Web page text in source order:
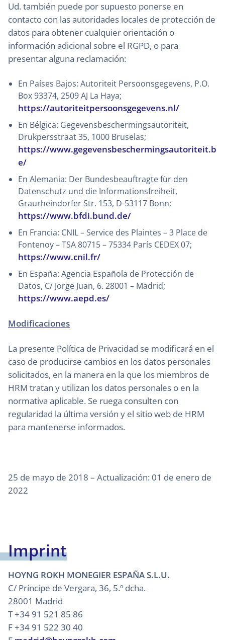
Ud. también puede por supuesto ponerse en
contacto con las autoridades locales de protección de
datos para obtener cualquier orientación o
información adicional sobre el RGPD, o para
presentar alguna reclamación:
En Países Bajos: Autoriteit Persoonsgegevens, P.O.
Box 93374, 2509 AJ La Haya;
https://autoriteitpersoonsgegevens.nl/
En Bélgica: Gegevensbeschermingsautoriteit,
Drukpersstraat 35, 1000 Bruselas;
https://www.gegevensbeschermingsautoriteit.b
e/
En Alemania: Der Bundesbeauftragte für den
Datenschutz und die Informationsfreiheit,
Graurheindorfer Str. 153, D-53117 Bonn;
https://www.bfdi.bund.de/
En Francia: CNIL – Service des Plaintes – 3 Place de
Fontenoy – TSA 80715 – 75334 París CEDEX 07;
https://www.cnil.fr/
En España: Agencia Española de Protección de
Datos, C/ Jorge Juan, 6. 28001 – Madrid;
https://www.aepd.es/
Modificaciones
La presente Política de Privacidad se modificará en el
caso de producirse cambios en los datos personales
solicitados, en la manera en la que los miembros de
HRM tratan y utilizan los datos personales o en la
normativa aplicable. Se ruega consulten con
regularidad la última versión y el sitio web de HRM
para mantenerse informados.
25 de mayo de 2018 – Actualización: 01 de enero de
2022
Imprint
HOYNG ROKH MONEGIER ESPAÑA S.L.U.
C/ Príncipe de Vergara, 36, 5.º dcha.
28001 Madrid
T +34 91 521 85 86
F +34 91 522 30 40